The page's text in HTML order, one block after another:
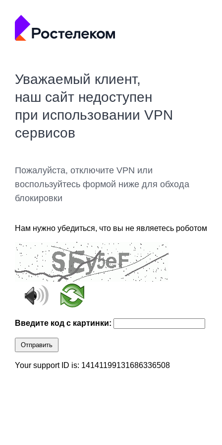
Уважаемый клиент,
наш сайт недоступен
при использовании VPN
сервисов
Пожалуйста, отключите VPN или
воспользуйтесь формой ниже для обхода
блокировки
Нам нужно убедиться, что вы не являетесь роботом
Введите код с картинки:
Отправить
Your support ID is: 14141199131686336508